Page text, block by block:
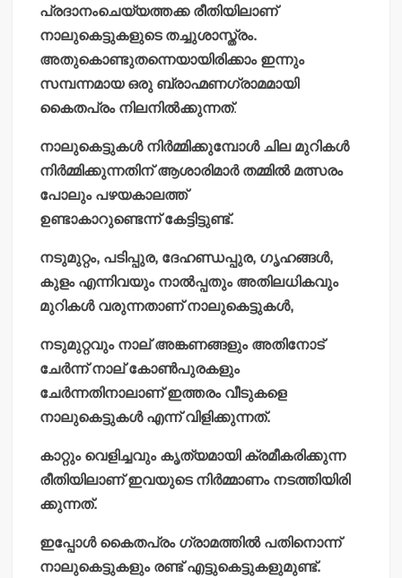
പ്രദാനംചെയ്യത്തക്ക രീതിയിലാണ്
നാലുകെട്ടുകളുടെ തച്ചുശാസ്ത്രം.
അതുകൊണ്ടുതന്നെയായിരിക്കാം ഇന്നും
സമ്പന്നമായ ഒരു ബ്രാഹ്മണഗ്രാമമായി
കൈതപ്രം നിലനില്‍ക്കുന്നത്.
നാലുകെട്ടുകള്‍ നിര്‍മ്മിക്കുമ്പോള്‍ ചില മുറികള്‍
നിര്‍മ്മിക്കുന്നതിന് ആശാരിമാര്‍ തമ്മില്‍ മത്സരം
പോലും പഴയകാലത്ത്
ഉണ്ടാകാറുണ്ടെന്ന് കേട്ടിട്ടുണ്ട്.
നടുമുറ്റം, പടിപ്പുര, ദേഹണ്ഡപ്പുര, ഗൃഹങ്ങള്‍,
കുളം എന്നിവയും നാല്‍പ്പതും അതിലധികവും
മുറികള്‍ വരുന്നതാണ് നാലുകെട്ടുകള്‍,
നടുമുറ്റവും നാല് അങ്കണങ്ങളും അതിനോട്
ചേര്‍ന്ന് നാല് കോണ്‍പുരകളും
ചേര്‍ന്നതിനാലാണ് ഇത്തരം വീടുകളെ
നാലുകെട്ടുകള്‍ എന്ന് വിളിക്കുന്നത്.
കാറ്റും വെളിച്ചവും കൃത്യമായി ക്രമീകരിക്കുന്ന
രീതിയിലാണ് ഇവയുടെ നിര്‍മ്മാണം നടത്തിയിരി
ക്കുന്നത്.
ഇപ്പോള്‍ കൈതപ്രം ഗ്രാമത്തില്‍ പതിനൊന്ന്
നാലുകെട്ടുകളും രണ്ട് എട്ടുകെട്ടുകളുമുണ്ട്.